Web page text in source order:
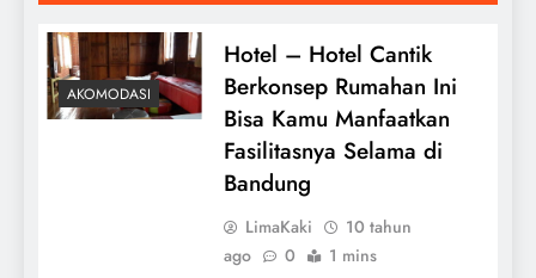
AKOMODASI
Hotel – Hotel Cantik
Berkonsep Rumahan Ini
Bisa Kamu Manfaatkan
Fasilitasnya Selama di
Bandung
LimaKaki
10 tahun
ago
0 1 mins